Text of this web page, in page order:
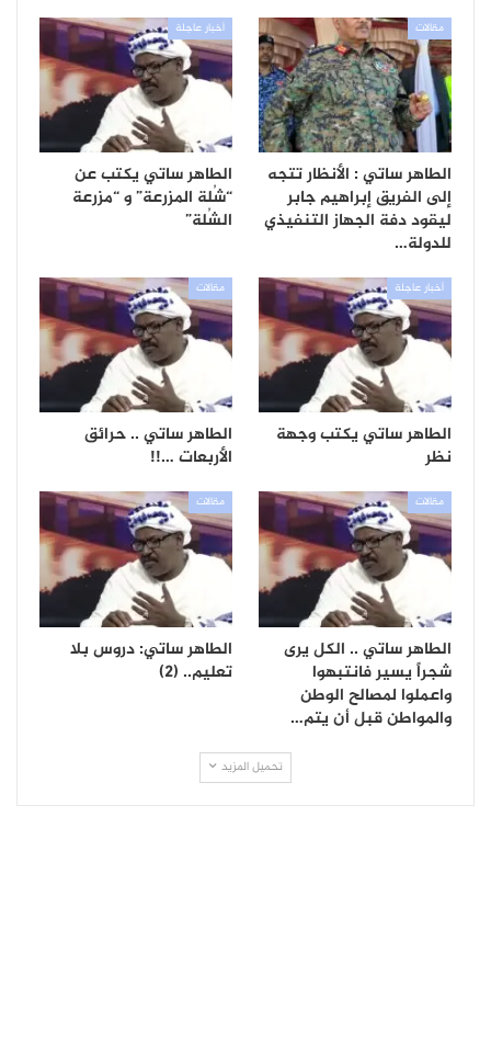
مقالات
الطاهر ساتي : الأنظار تتجه
إلى الفريق إبراهيم جابر
ليقود دفة الجهاز التنفيذي
للدولة…
أخبار عاجلة
الطاهر ساتي يكتب عن
“شُلة المزرعة” و “مزرعة
الشُلة”
أخبار عاجلة
الطاهر ساتي يكتب وجهة
نظر
مقالات
الطاهر ساتي .. حرائق
الأربعات …!!
مقالات
الطاهر ساتي .. الكل يرى
شجراً يسير فانتبهوا
واعملوا لمصالح الوطن
والمواطن قبل أن يتم…
مقالات
الطاهر ساتي: دروس بلا
تعليم.. (2)
تحميل المزيد